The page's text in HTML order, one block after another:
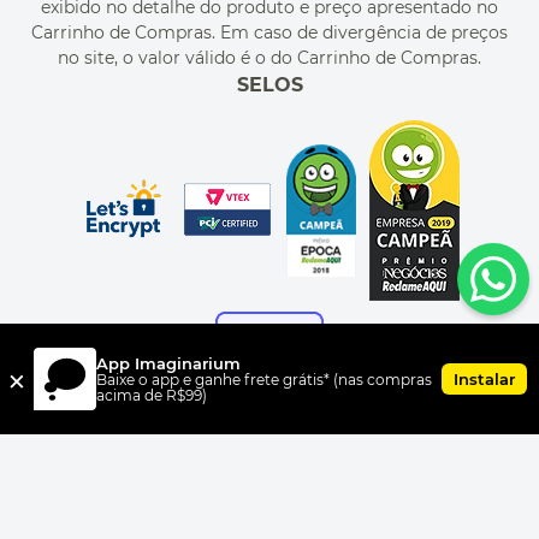
CUPONS DE DESCONTO
exibido no detalhe do produto e preço apresentado no
Carrinho de Compras. Em caso de divergência de preços
no site, o valor válido é o do Carrinho de Compras.
SELOS
FORMAS DE PAGAMENTO
× App Imaginarium
Baixe o app e ganhe frete grátis* (nas compras
acima de R$99)
Instalar